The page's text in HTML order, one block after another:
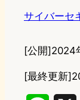
サイバーセ
[公開]2024
[最終更新]